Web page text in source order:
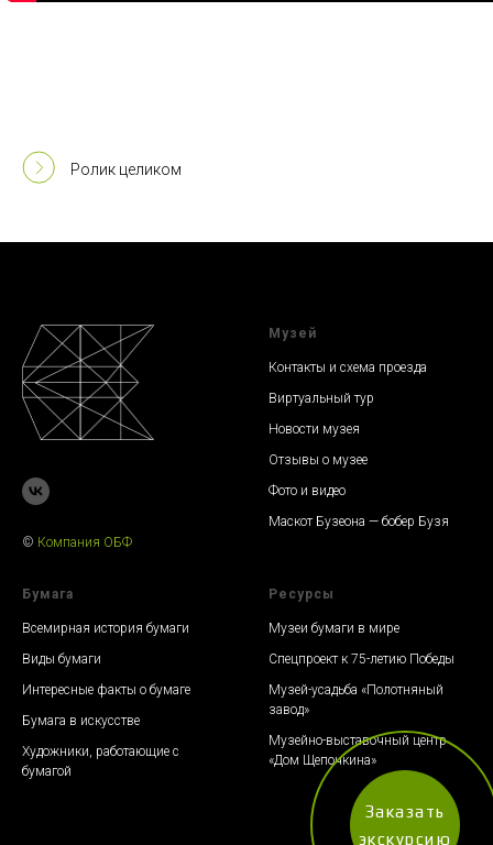
Ролик целиком
© Компания ОБФ
Музей
Контакты и схема проезда
Виртуальный тур
Новости музея
Отзывы о музее
Фото и видео
Маскот Бузеона — бобер Бузя
Бумага
Всемирная история бумаги
Виды бумаги
Интересные факты о бумаге
Бумага в искусстве
Художники, работающие с
бумагой
Ресурсы
Музеи бумаги в мире
Спецпроект к 75-летию Победы
Музей-усадьба «Полотняный
завод»
Музейно-выставочный центр
«Дом Щепочкина»
Заказать
экскурсию